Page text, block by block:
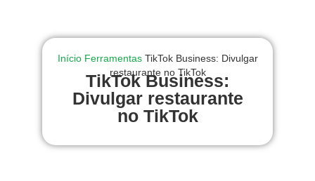
Início Ferramentas TikTok Business: Divulgar
restaurante no TikTok
TikTok Business:
Divulgar restaurante
no TikTok